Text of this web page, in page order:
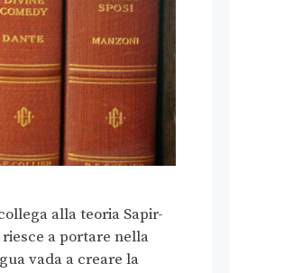
alla teoria Sapir-
a portare nella
vada a creare la